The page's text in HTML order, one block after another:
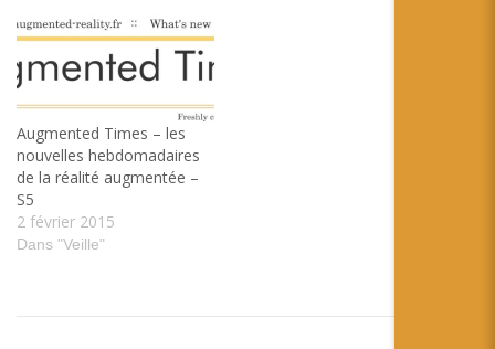
Augmented Times – les
nouvelles hebdomadaires
de la réalité augmentée –
S5
2 février 2015
Dans "Veille"